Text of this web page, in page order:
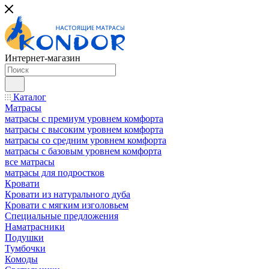
Интернет-магазин
Каталог
Матрасы
матрасы с премиум уровнем комфорта
матрасы с высоким уровнем комфорта
матрасы со средним уровнем комфорта
матрасы с базовым уровнем комфорта
все матрасы
матрасы для подростков
Кровати
Кровати из натурального дуба
Кровати с мягким изголовьем
Специальные предложения
Наматрасники
Подушки
Тумбочки
Комоды